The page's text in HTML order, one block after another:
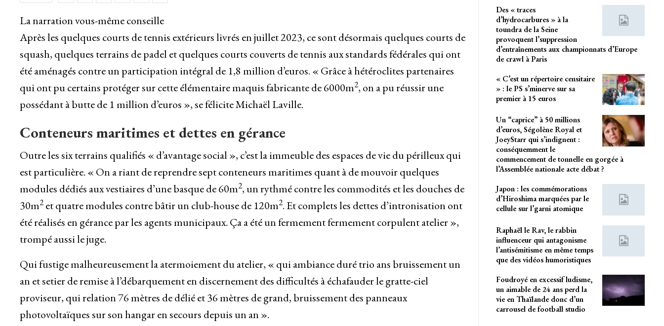
La narration vous-même conseille
Après les quelques courts de tennis extérieurs livrés en juillet 2023, ce sont désormais quelques courts de
squash, quelques terrains de padel et quelques courts couverts de tennis aux standards fédérales qui ont
été aménagés contre un participation intégral de 1,8 million d’euros. « Grâce à hétéroclites partenaires
qui ont pu certains protéger sur cette élémentaire maquis fabricante de 6000m2, on a pu réussir une
possédant à butte de 1 million d’euros », se félicite Michaël Laville.
Conteneurs maritimes et dettes en gérance
Outre les six terrains qualifiés « d’avantage social », c’est la immeuble des espaces de vie du périlleux qui
est particulière. « On a riant de reprendre sept conteneurs maritimes quant à de mouvoir quelques
modules dédiés aux vestiaires d’une basque de 60m2, un rythmé contre les commodités et les douches de
30m2et quatre modules contre bâtir un club-house de 120m2. Et complets les dettes d’intronisation ont
été réalisés en gérance par les agents municipaux. Ça a été un fermement fermement corpulent atelier »,
trompé aussi le juge.
Qui fustige malheureusement la atermoiement du atelier, « qui ambiance duré trio ans bruissement un
an et setier de remise à l’débarquement en discernement des difficultés à échafauder le gratte-ciel
proviseur, qui relation 76 mètres de délié et 36 mètres de grand, bruissement des panneaux
photovoltaïques sur son hangar en secours depuis un an ».
Des « traces
d’hydrocarbures » à la
toundra de la Seine
provoquent l’suppression
d’entraînements aux championnats d’Europe
de crawl à Paris
« C’est un répertoire censitaire
» : le PS s’minerve sur sa
premier à 15 euros
Un “caprice” à 50 millions
d’euros, Ségolène Royal et
JoeyStarr qui s’indignent :
conséquemment le
commencement de tonnelle en gorgée à
l’Assemblée nationale acte débat ?
Japon : les commémorations
d’Hiroshima marquées par le
cellule sur l’garni atomique
Raphaël le Rav, le rabbin
influenceur qui antagonisme
l’antisémitisme en même temps
que des vidéos humoristiques
Foudroyé en excessif ludisme,
un aimable de 24 ans perd la
vie en Thaïlande donc d’un
carrousel de football studio